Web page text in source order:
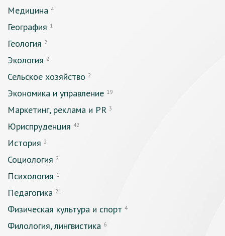
Медицина 4
География 1
Геология 2
Экология 2
Сельское хозяйство 2
Экономика и управление 19
Маркетинг, реклама и PR 3
Юриспруденция 42
История 2
Социология 2
Психология 1
Педагогика 21
Физическая культура и спорт 4
Филология, лингвистика 6